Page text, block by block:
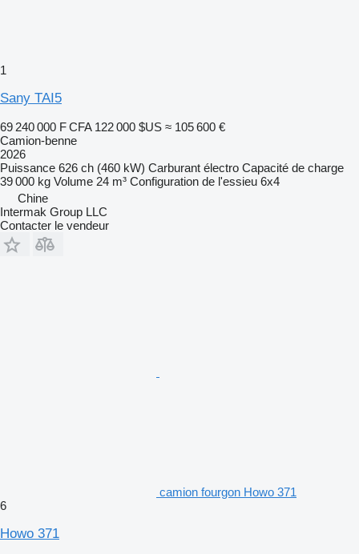
1
Sany TAI5
69 240 000 F CFA 122 000 $US ≈ 105 600 €
Camion-benne
2026
Puissance 626 ch (460 kW) Carburant électro Capacité de charge
39 000 kg Volume 24 m³ Configuration de l'essieu 6x4
Chine
Intermak Group LLC
Contacter le vendeur
camion fourgon Howo 371
6
Howo 371